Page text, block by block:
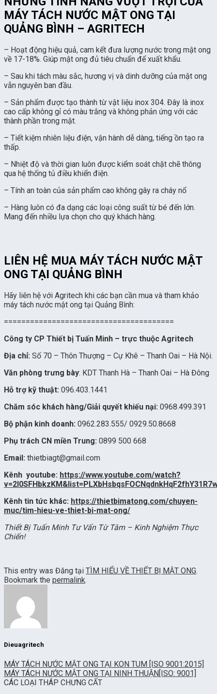
MÁY TÁCH NƯỚC MẬT ONG TẠI
QUẢNG BÌNH – AGRITECH
– Hoạt động hiệu quả, cam kết đưa lượng nước trong mật ong
về 17-18%. Giúp mật ong đủ tiêu chuẩn để xuất khẩu.
– Sau khi tách màu sắc, hương vị và dinh dưỡng của mật ong
vẫn nguyên ban đầu.
– Sản phẩm được tạo thành từ vật liệu inox 304. Đây là inox
cao cấp không gỉ có màu trắng và không phản ứng với các
thành phần trong mật.
– Tiết kiệm nhiên liệu điện, vận hành dễ dàng, tiếng ồn tạo ra
thấp.
– Nhiệt độ và thời gian luôn được kiểm soát chặt chẽ thông
qua hệ thống tủ điều khiển điện.
– Tính an toàn của sản phẩm cao không gây ra cháy nổ
– Hàng luôn có đa dạng các loại công suất từ bé đến lớn.
Mang đến nhiều lựa chọn cho quý khách hàng.
LIÊN HỆ MUA MÁY TÁCH NƯỚC MẬT
ONG TẠI QUẢNG BÌNH
Hãy liên hệ với Agritech khi các bạn cần mua và tham khảo
máy tách nước mật ong tại Quảng Bình:
=======================================
Công ty CP Thiết bị Tuấn Minh – trực thuộc Agritech
Địa chỉ: Số 70 – Thôn Thượng – Cự Khê – Thanh Oai – Hà Nội.
Văn phòng trưng bày: KDT Thanh Hà – Thanh Oai – Hà Đông
Hỗ trợ kỹ thuật: 096.403.1441
Chăm sóc khách hàng/Giải quyết khiếu nại: 0968.499.391
Bộ phận kinh doanh: 0962.283.555/ 0929.50.8668
Phụ trách CN miền Trung: 0899 500 668
Email: thietbiagt@gmail.com
Kênh youtube: https://www.youtube.com/watch?
Kênh tin tức khác: https://thietbimatong.com/chuyen-
muc/tim-hieu-ve-thiet-bi-mat-ong/
Thiết Bị Tuấn Minh Tư Vấn Từ Tâm – Kinh Nghiệm Thực
Chiến!
This entry was Đăng tại TÌM HIỂU VỀ THIẾT BỊ MẬT ONG.
Bookmark the permalink.
Dieuagritech
MÁY TÁCH NƯỚC MẬT ONG TẠI KON TUM [ISO 9001:2015]
MÁY TÁCH NƯỚC MẬT ONG TẠI NINH THUẬN[ISO: 9001]
CÁC LOẠI THÁP CHƯNG CẤT